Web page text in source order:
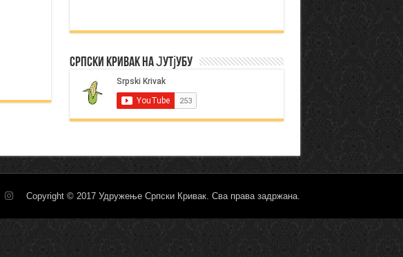
Српски Кривак на Јутјубу
Copyright © 2017 Удружење Српски Кривак. Сва права задржана.